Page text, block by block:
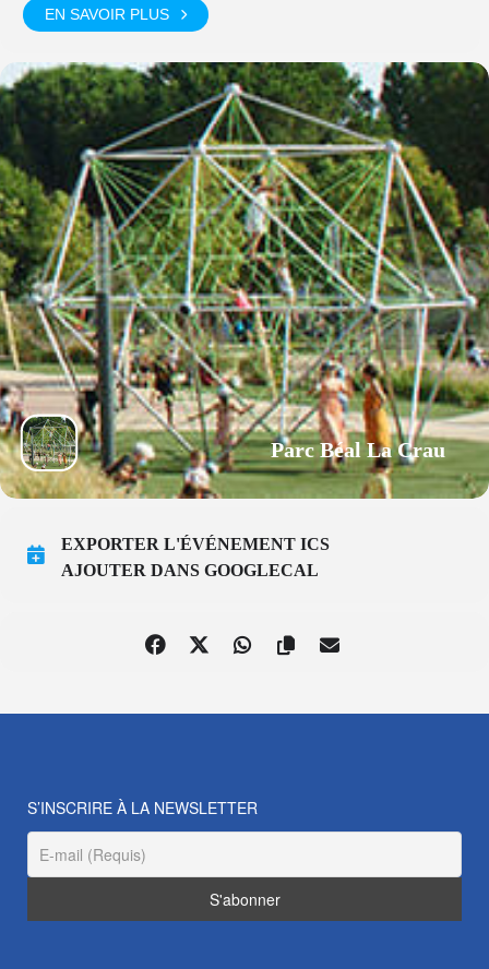
EN SAVOIR PLUS
Parc Béal La Crau
EXPORTER L'ÉVÉNEMENT ICS
AJOUTER DANS GOOGLECAL
S’INSCRIRE À LA NEWSLETTER